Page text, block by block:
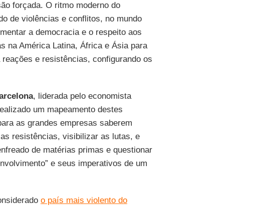
forçada. O ritmo moderno do
de violências e conflitos, no mundo
a democracia e o respeito aos
na América Latina, África e Ásia para
e resistências, configurando os
, liderada pelo economista
um mapeamento destes
as grandes empresas saberem
resistências, visibilizar as lutas, e
de matérias primas e questionar
e seus imperativos de um
o país mais violento do